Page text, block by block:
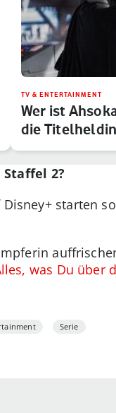
TV & ENTERTAINMENT
Wer ist
die
2?
starten
was Du
Serie